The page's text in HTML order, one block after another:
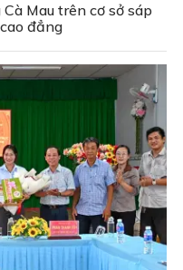
Mau trên cơ sở sáp
đẳng